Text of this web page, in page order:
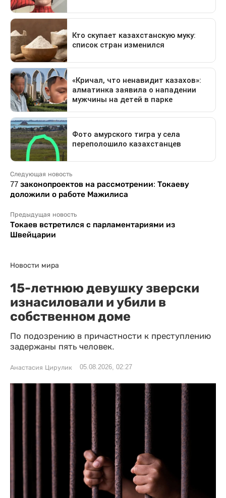
Следующая новость
77 законопроектов на рассмотрении: Токаеву
доложили о работе Мажилиса
Предыдущая новость
Токаев встретился с парламентариями из
Швейцарии
Новости мира
15-летнюю девушку зверски
изнасиловали и убили в
собственном доме
По подозрению в причастности к преступлению
задержаны пять человек.
Анастасия Цирулик 05.08.2026, 02:27